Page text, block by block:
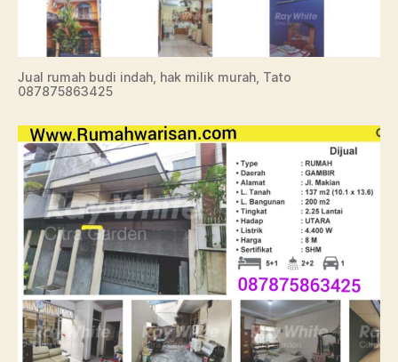
Jual rumah budi indah, hak milik murah, Tato
087875863425